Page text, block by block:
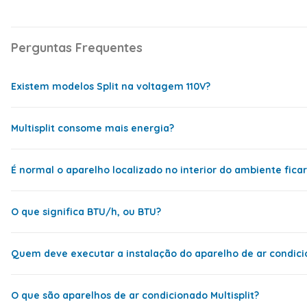
Controle Remoto
Swing
Gás Refrigerante
R-32
Corrente
Monofásico
Perguntas Frequentes
Existem modelos Split na voltagem 110V?
Multisplit consome mais energia?
É normal o aparelho localizado no interior do ambiente
O que significa BTU/h, ou BTU?
Quem deve executar a instalação do aparelho de ar
O que são aparelhos de ar condicionado Multisplit?